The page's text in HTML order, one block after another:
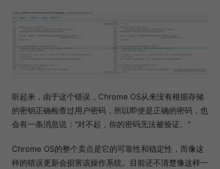
听起来，由于这个错误，Chrome OS从来没有根据存储
的密钥正确检查过用户密码，所以即使是正确的密码，也
会有一条消息说："对不起，你的密码无法被验证。"
Chrome OS的整个卖点是它的可靠性和稳定性，而像这
样的错误更新会损害该操作系统。目前还不清楚像这样一